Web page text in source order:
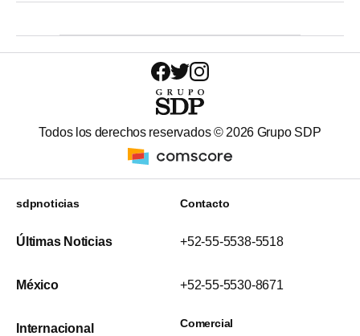
Todos los derechos reservados © 2026 Grupo SDP
sdpnoticias
Últimas Noticias
México
Internacional
Contacto
+52-55-5538-5518
+52-55-5530-8671
Comercial